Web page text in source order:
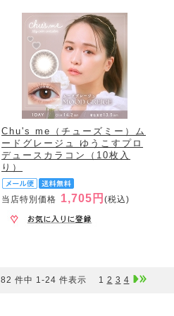
Chu's me（チューズミー）ム
ードグレージュ ゆうこすプロ
デュースカラコン（10枚入
り）
当店特別価格 1,705円(税込)
82 件中 1-24 件表示 1 2 3 4